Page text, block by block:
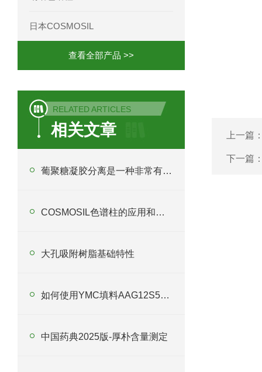
日本COSMOSIL
查看全部产品 >>
RELATED ARTICLES
相关文章
葡聚糖凝胶分离是一种非常有用的工具
COSMOSIL色谱柱的应用和原理概述
大孔吸附树脂基础特性
如何使用YMC填料AAG12S50提升色谱分析精度？
中国药典2025版-厚朴含量测定
上一篇
下一篇